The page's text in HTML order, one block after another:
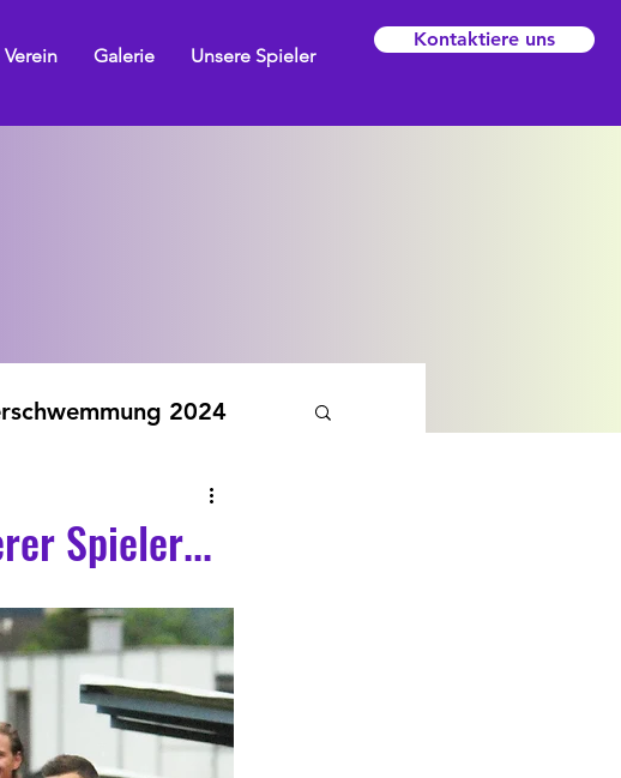
Verein Galerie Unsere Spieler
Kontaktiere uns
2024
Spieler...